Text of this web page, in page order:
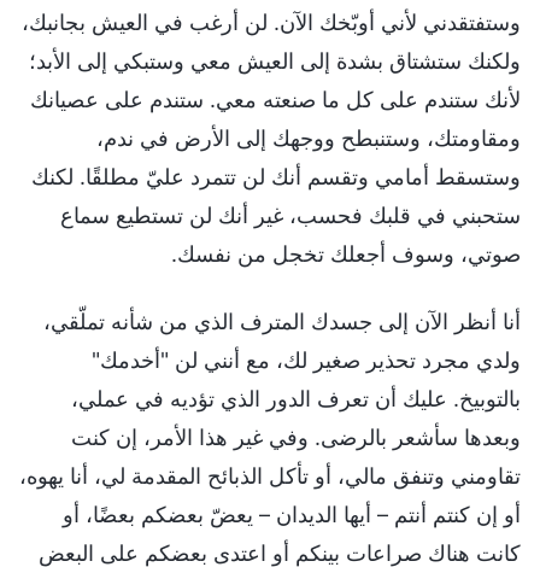
وستفتقدني لأني أوبّخك الآن. لن أرغب في العيش بجانبك،
ولكنك ستشتاق بشدة إلى العيش معي وستبكي إلى الأبد؛
لأنك ستندم على كل ما صنعته معي. ستندم على عصيانك
ومقاومتك، وستنبطح ووجهك إلى الأرض في ندم،
وستسقط أمامي وتقسم أنك لن تتمرد عليّ مطلقًا. لكنك
ستحبني في قلبك فحسب، غير أنك لن تستطيع سماع
صوتي، وسوف أجعلك تخجل من نفسك.
أنا أنظر الآن إلى جسدك المترف الذي من شأنه تملّقي،
ولدي مجرد تحذير صغير لك، مع أنني لن "أخدمك"
بالتوبيخ. عليك أن تعرف الدور الذي تؤديه في عملي،
وبعدها سأشعر بالرضى. وفي غير هذا الأمر، إن كنت
تقاومني وتنفق مالي، أو تأكل الذبائح المقدمة لي، أنا يهوه،
أو إن كنتم أنتم – أيها الديدان – يعضّ بعضكم بعضًا، أو
كانت هناك صراعات بينكم أو اعتدى بعضكم على البعض